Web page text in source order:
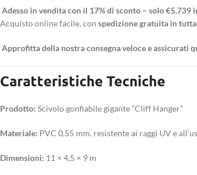
Adesso in vendita con il 17% di sconto – solo €5.739
Acquisto online facile, con spedizione gratuita in
Approfitta della nostra consegna veloce e assicurati
Caratteristiche Tecniche
Prodotto: Scivolo gonfiabile gigante “Cliff Hanger”
Materiale: PVC 0,55 mm, resistente ai raggi UV e
Dimensioni: 11 × 4,5 × 9 m